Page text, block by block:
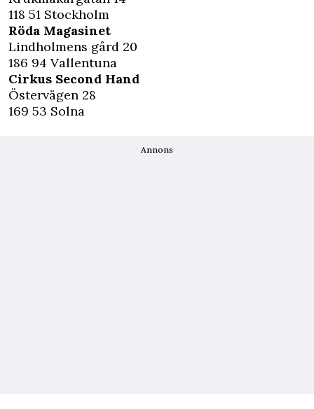
118 51 Stockholm
Röda Magasinet
Lindholmens gård 20
186 94 Vallentuna
Cirkus Second Hand
Östervägen 28
169 53 Solna
Annons